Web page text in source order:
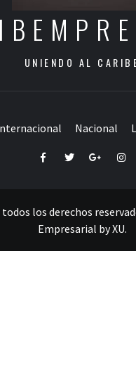
UNIENDO AL
Nacional
FacebookTwitterGoogle+
los derechos
Empresarial byXU.